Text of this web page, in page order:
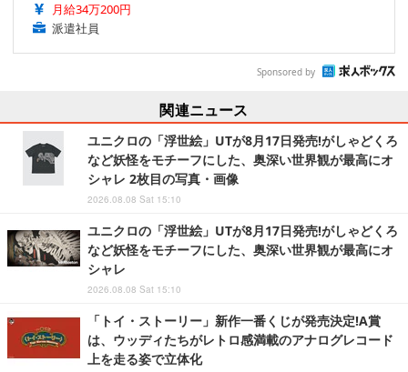
月給34万200円
派遣社員
Sponsored by
関連ニュース
ユニクロの「浮世絵」UTが8月17日発売!がしゃどくろ
など妖怪をモチーフにした、奥深い世界観が最高にオ
シャレ 2枚目の写真・画像
2026.08.08 Sat 15:10
ユニクロの「浮世絵」UTが8月17日発売!がしゃどくろ
など妖怪をモチーフにした、奥深い世界観が最高にオ
シャレ
2026.08.08 Sat 15:10
「トイ・ストーリー」新作一番くじが発売決定!A賞
は、ウッディたちがレトロ感満載のアナログレコード
上を走る姿で立体化